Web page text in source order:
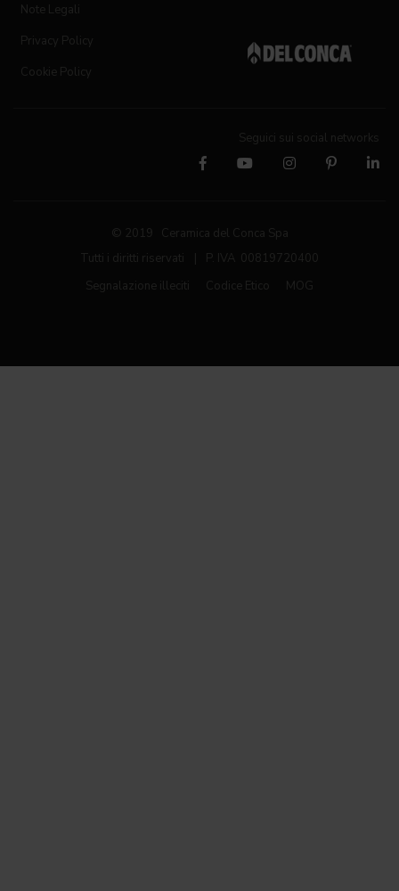
Note Legali
Privacy Policy
Cookie Policy
Seguici sui social networks
© 2019 Ceramica del Conca Spa
Tutti i diritti riservati
P. IVA 00819720400
Segnalazione illeciti
Codice Etico MOG